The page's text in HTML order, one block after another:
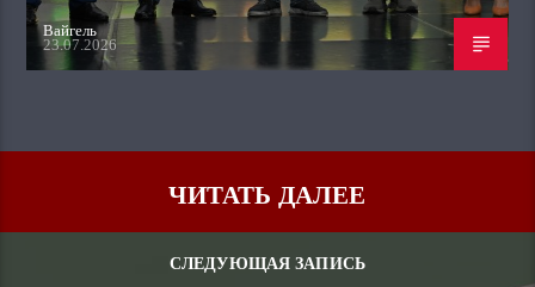
Вайгель
23.07.2026
ЧИТАТЬ ДАЛЕЕ
СЛЕДУЮЩАЯ ЗАПИСЬ